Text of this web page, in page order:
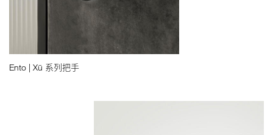
Ento | Xū 系列把手